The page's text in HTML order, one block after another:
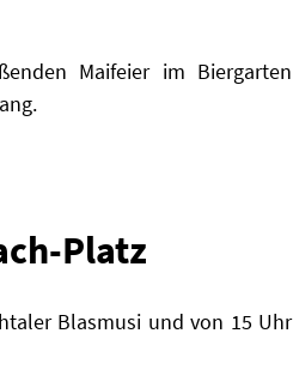
Maifeier im Biergarten
Platz
Blasmusi und von 15 Uhr